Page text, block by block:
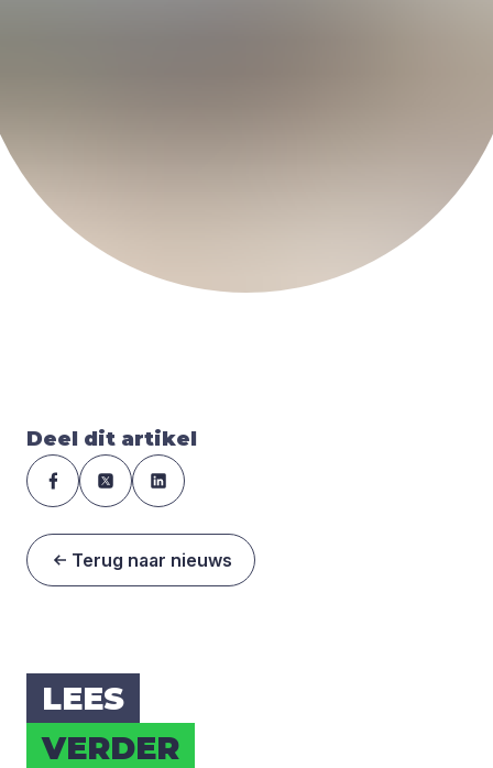
Deel dit artikel
Terug naar nieuws
LEES
VER­DER